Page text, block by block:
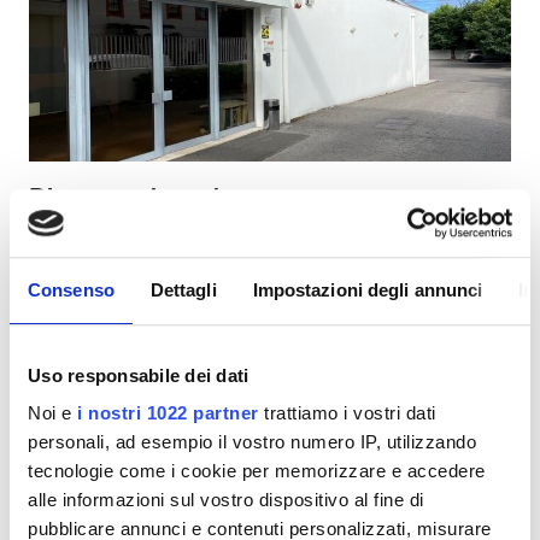
Consenso Dettagli Impostazioni degli annunci
Uso responsabile dei dati
Noi e i nostri 1022 partner trattiamo i vostri dati
personali, ad esempio il vostro numero IP, utilizzando
tecnologie come i cookie per memorizzare e accedere
alle informazioni sul vostro dispositivo al fine di
pubblicare annunci e contenuti personalizzati, misurare
Pazienti con HIV
Pazienti con epatite B
Pazienti con epatite C
Snack e bevande
WiFi gratuito
Schermi TV
Trasferimento gratuito
Diaverum Agueda
Agueda, Portogallo
Coperto da TEAM Coperto da GHIC
Parcheggio gratuito
Per trattamento
Dialisi HD 160,3 €
Dialisi HDF 160,3 €
Prenota